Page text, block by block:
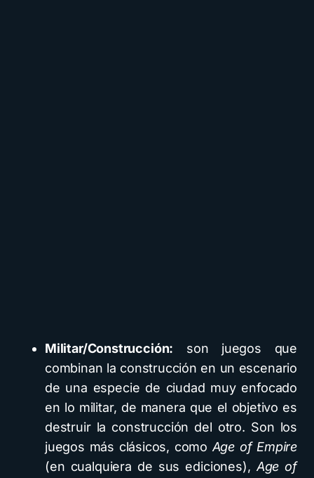
Militar/Construcción: son juegos que
combinan la construcción en un escenario
de una especie de ciudad muy enfocado
en lo militar, de manera que el objetivo es
destruir la construcción del otro. Son los
juegos más clásicos, como Age of Empire
(en cualquiera de sus ediciones), Age of